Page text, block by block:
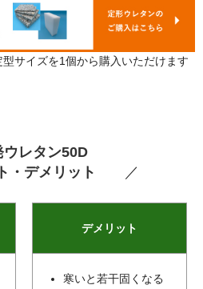
型サイズを1個から購入いただけます
ウレタン50D
・デメリット ／
デメリット
寒いと若干固くなる